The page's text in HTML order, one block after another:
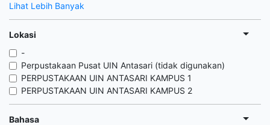
Lihat Lebih Banyak
Lokasi
-
Perpustakaan Pusat UIN Antasari (tidak digunakan)
PERPUSTAKAAN UIN ANTASARI KAMPUS 1
PERPUSTAKAAN UIN ANTASARI KAMPUS 2
Bahasa